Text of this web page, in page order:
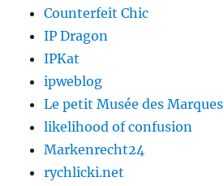
Counterfeit Chic
IP Dragon
IPKat
ipweblog
Le petit Musée des Marques
likelihood of confusion
Markenrecht24
rychlicki.net